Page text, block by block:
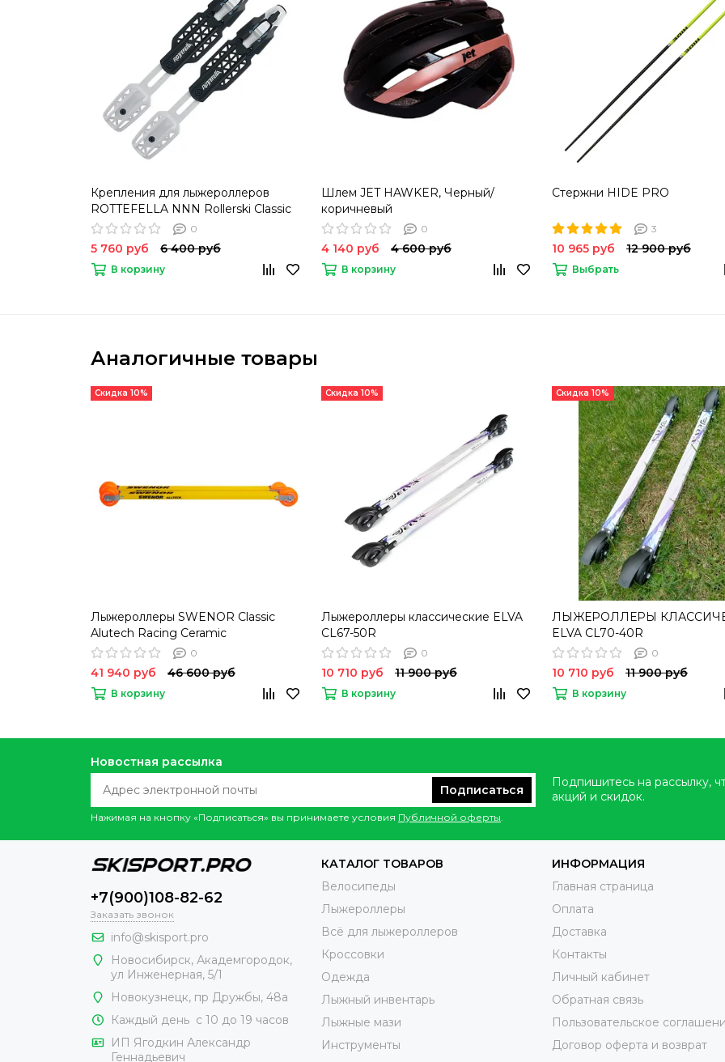
Крепления для лыжероллеров
ROTTEFELLA NNN Rollerski Classic
0
5 760 руб 6 400 руб
В корзину
Шлем JET HAWKER, Черный/
коричневый
0
4 140 руб 4 600 руб
В корзину
Стержни HIDE PRO
3
10 965 руб 12 900 руб
Выбрать
Аналогичные товары
Скидка 10%
Лыжероллеры SWENOR Classic
Alutech Racing Ceramic
0
41 940 руб 46 600 руб
В корзину
Скидка 10%
Лыжероллеры классические ELVA
CL67-50R
0
10 710 руб 11 900 руб
В корзину
Скидка 10%
ЛЫЖЕРОЛЛЕРЫ
ELVA CL70-40R
0
10 710 руб 11 900 руб
В корзину
Новостная рассылка
Подписаться
Нажимая на кнопку «Подписаться» вы принимаете условия Публичной оферты.
Подпишитесь на рассылку,
акций и скидок.
+7(900)108-82-62
Заказать звонок
info@skisport.pro
Новосибирск, Академгородок,
ул Инженерная, 5/1
Новокузнецк, пр Дружбы, 48а
Каждый день с 10 до 19 часов
ИП Ягодкин Александр
Геннадьевич
КАТАЛОГ ТОВАРОВ
Велосипеды
Лыжероллеры
Всё для лыжероллеров
Кроссовки
Одежда
Лыжный инвентарь
Лыжные мази
Инструменты
ИНФОРМАЦИЯ
Главная страница
Оплата
Доставка
Контакты
Личный кабинет
Обратная связь
Пользовательское
Договор оферта и возврат